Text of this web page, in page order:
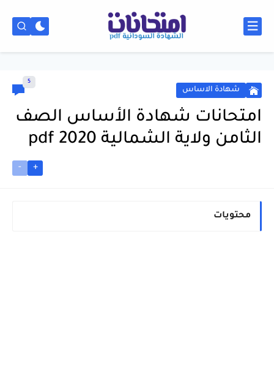
شهادة الاساس
5
امتحانات شهادة الأساس الصف
الثامن ولاية الشمالية 2020 pdf
+
-
محتويات